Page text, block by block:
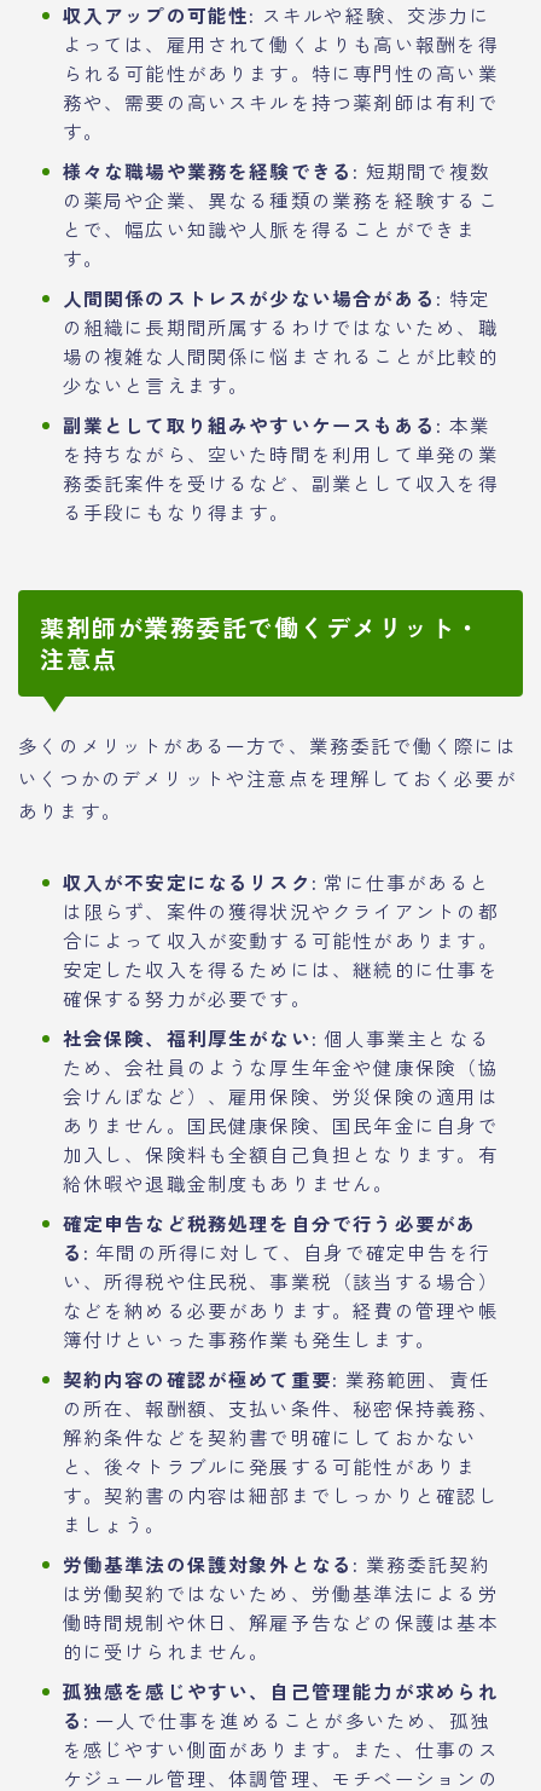
収入アップの可能性: スキルや経験、交渉力に
よっては、雇用されて働くよりも高い報酬を得
られる可能性があります。特に専門性の高い業
務や、需要の高いスキルを持つ薬剤師は有利で
す。
様々な職場や業務を経験できる: 短期間で複数
の薬局や企業、異なる種類の業務を経験するこ
とで、幅広い知識や人脈を得ることができま
す。
人間関係のストレスが少ない場合がある: 特定
の組織に長期間所属するわけではないため、職
場の複雑な人間関係に悩まされることが比較的
少ないと言えます。
副業として取り組みやすいケースもある: 本業
を持ちながら、空いた時間を利用して単発の業
務委託案件を受けるなど、副業として収入を得
る手段にもなり得ます。
薬剤師が業務委託で働くデメリット・
注意点
多くのメリットがある一方で、業務委託で働く際には
いくつかのデメリットや注意点を理解しておく必要が
あります。
収入が不安定になるリスク: 常に仕事があると
は限らず、案件の獲得状況やクライアントの都
合によって収入が変動する可能性があります。
安定した収入を得るためには、継続的に仕事を
確保する努力が必要です。
社会保険、福利厚生がない: 個人事業主となる
ため、会社員のような厚生年金や健康保険（協
会けんぽなど）、雇用保険、労災保険の適用は
ありません。国民健康保険、国民年金に自身で
加入し、保険料も全額自己負担となります。有
給休暇や退職金制度もありません。
確定申告など税務処理を自分で行う必要があ
る: 年間の所得に対して、自身で確定申告を行
い、所得税や住民税、事業税（該当する場合）
などを納める必要があります。経費の管理や帳
簿付けといった事務作業も発生します。
契約内容の確認が極めて重要: 業務範囲、責任
の所在、報酬額、支払い条件、秘密保持義務、
解約条件などを契約書で明確にしておかない
と、後々トラブルに発展する可能性がありま
す。契約書の内容は細部までしっかりと確認し
ましょう。
労働基準法の保護対象外となる: 業務委託契約
は労働契約ではないため、労働基準法による労
働時間規制や休日、解雇予告などの保護は基本
的に受けられません。
孤独感を感じやすい、自己管理能力が求められ
る: 一人で仕事を進めることが多いため、孤独
を感じやすい側面があります。また、仕事のス
ケジュール管理、体調管理、モチベーションの